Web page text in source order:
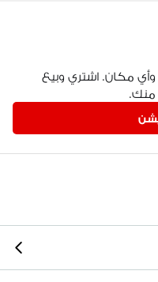
مكان. اشتري وبيع
منك.